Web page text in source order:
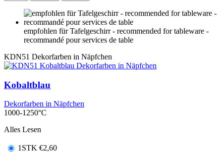
empfohlen für Tafelgeschirr - recommended for tableware -
recommandé pour services de table
KDN51 Dekorfarben in Näpfchen
Kobaltblau
Dekorfarben in Näpfchen
1000-1250°C
Alles Lesen
1STK €2,60